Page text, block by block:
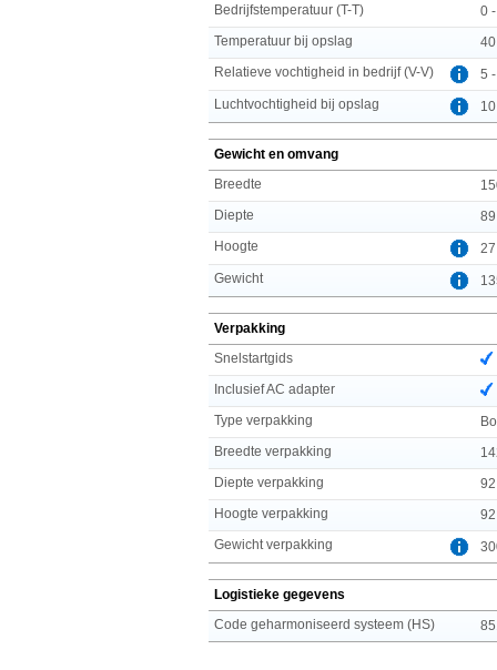
Bedrijfstemperatuur (T-T)
0
Temperatuur bij opslag
Relatieve vochtigheid in bedrijf (V-V)
5
Luchtvochtigheid bij opslag
Gewicht en omvang
Breedte
Diepte
Hoogte
Gewicht
Verpakking
Snelstartgids
Inclusief AC adapter
Type verpakking
Breedte verpakking
Diepte verpakking
Hoogte verpakking
Gewicht verpakking
Logistieke gegevens
Code geharmoniseerd systeem (HS)